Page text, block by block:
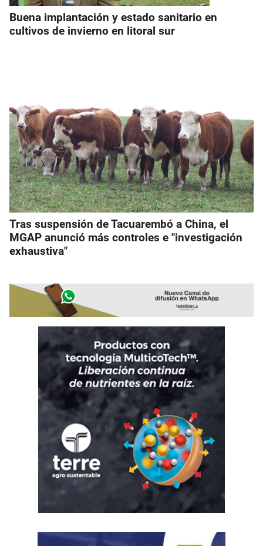
Buena implantación y estado sanitario en
cultivos de invierno en litoral sur
Tras suspensión de Tacuarembó a China, el
MGAP anunció más controles e "investigación
exhaustiva"